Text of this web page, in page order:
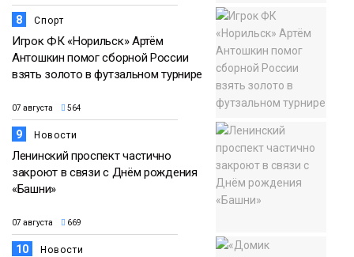
8 Спорт
Игрок ФК «Норильск» Артём
Антошкин помог сборной России
взять золото в футзальном турнире
07 августа 564
9 Новости
Ленинский проспект частично
закроют в связи с Днём рождения
«Башни»
07 августа 669
10 Новости